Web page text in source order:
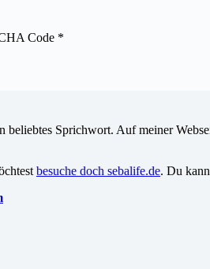
Code *
beliebtes Sprichwort. Auf meiner
besuche doch sebalife.de. Du